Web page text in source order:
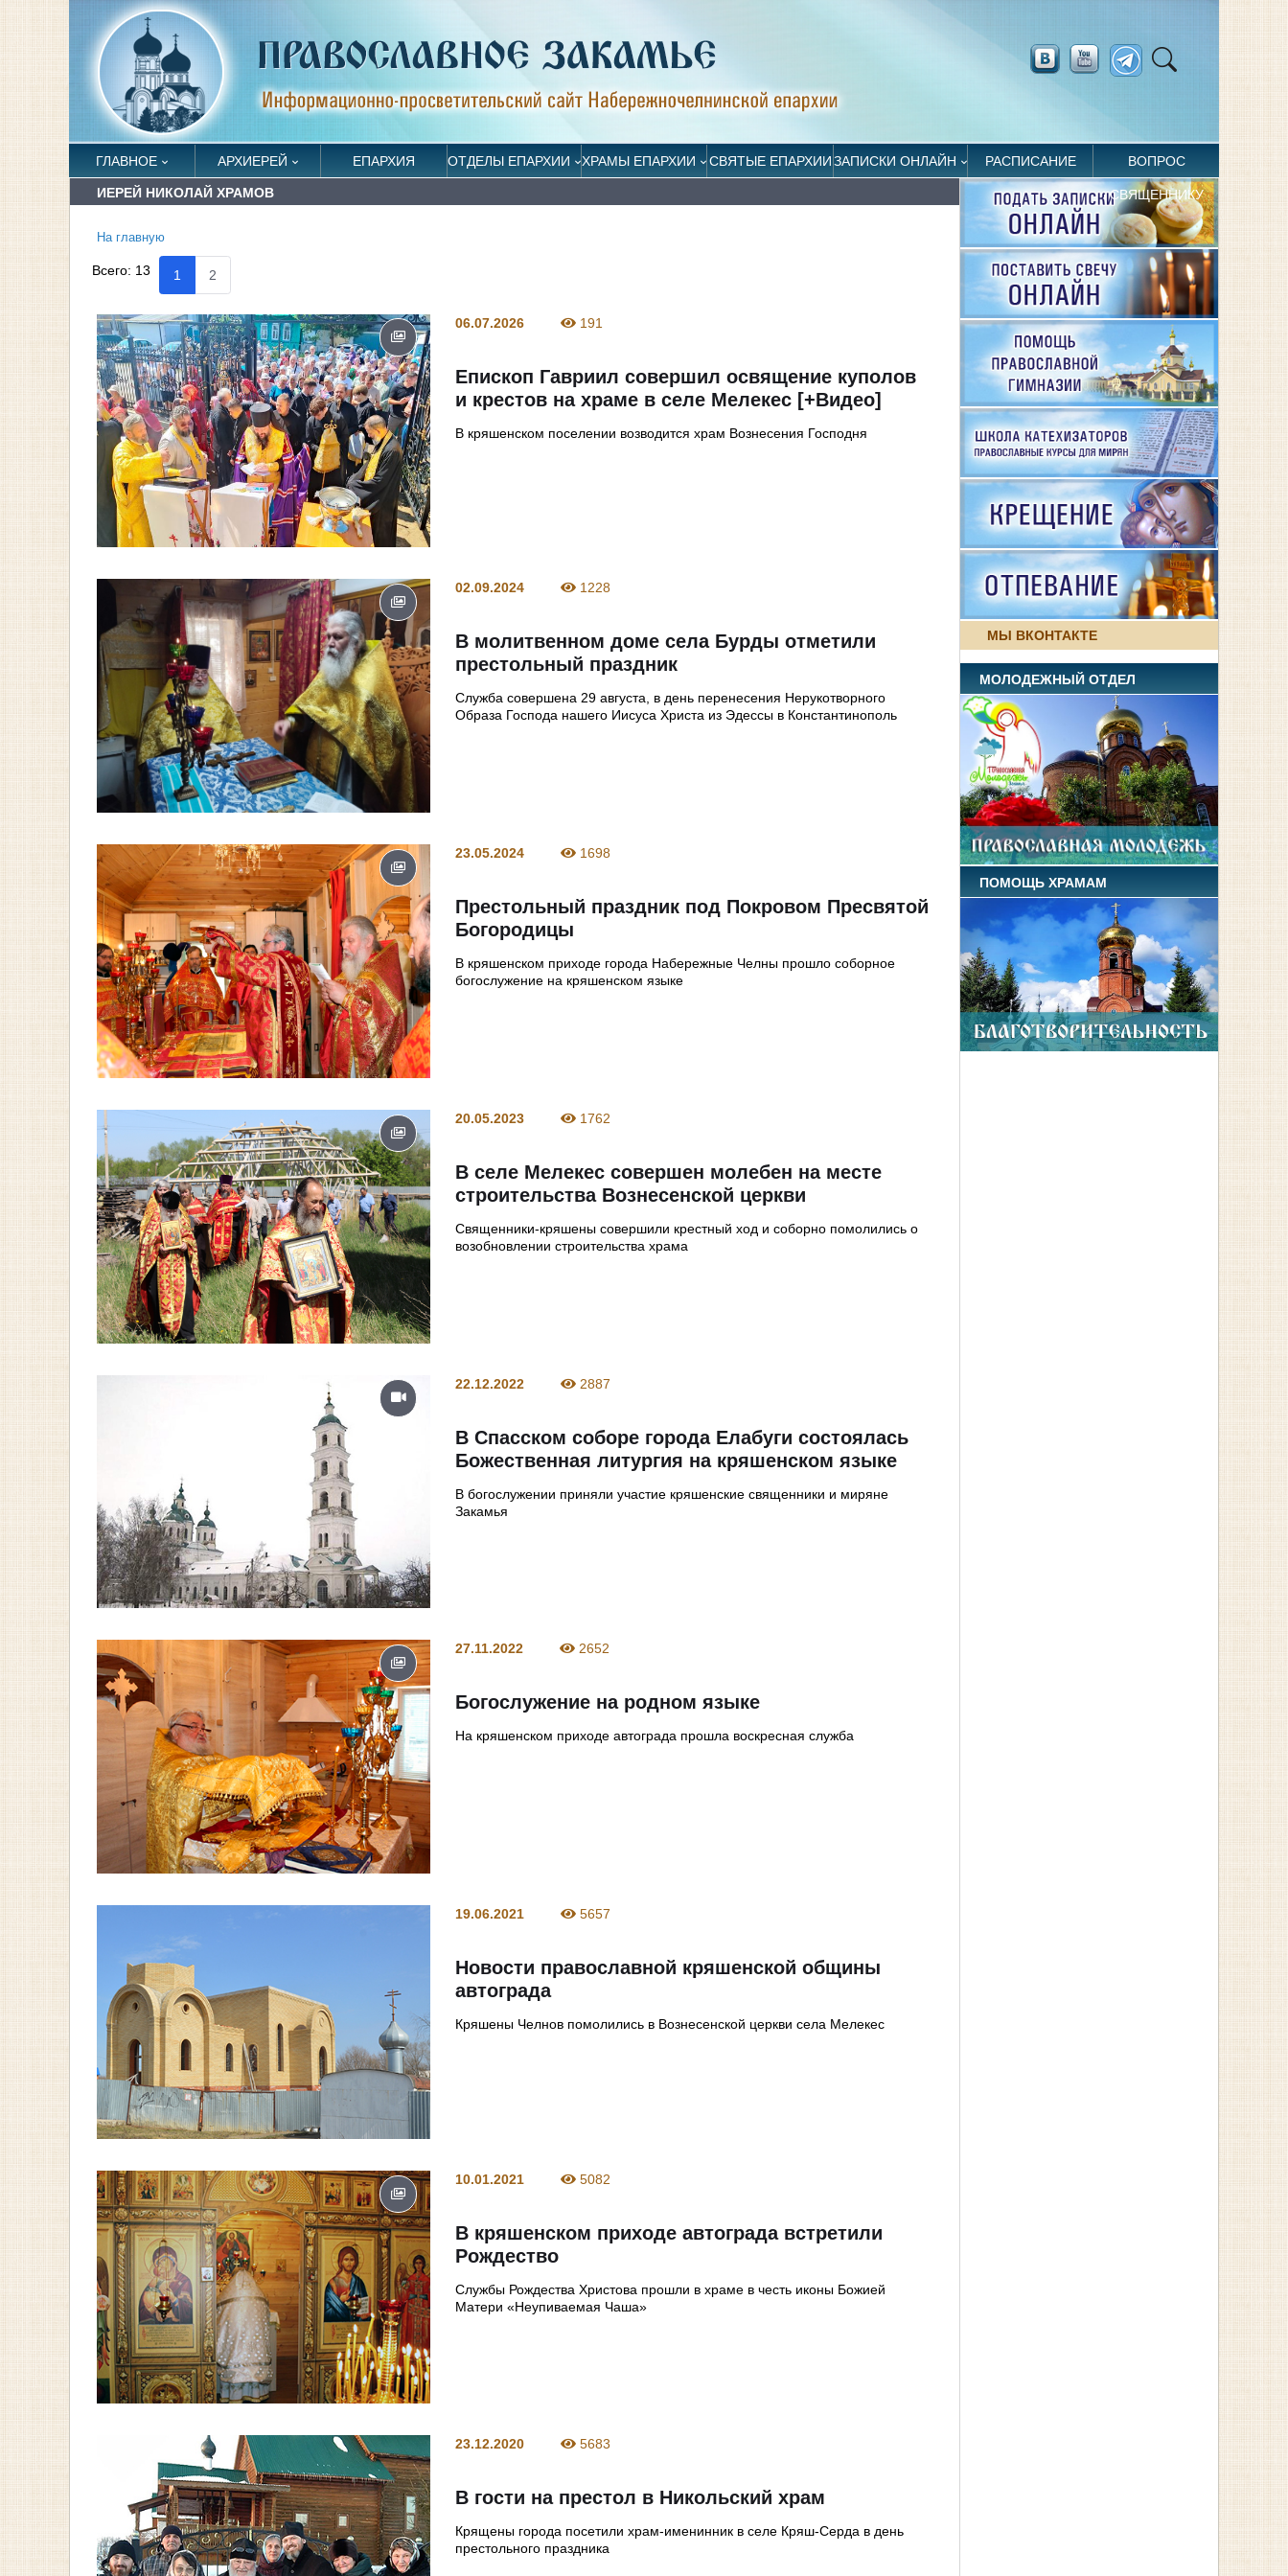
ГЛАВНОЕ АРХИЕРЕЙ ЕПАРХИЯ ОТДЕЛЫ ЕПАРХИИ ХРАМЫ ЕПАРХИИ СВЯТЫЕ ЕПАРХИИЗАПИСКИ ОНЛАЙН РАСПИСАНИЕ ВОПРОС
СВЯЩЕННИКУ
ИЕРЕЙ НИКОЛАЙ ХРАМОВ
На главную
Всего: 13 1 2
06.07.2026 191
Епископ Гавриил совершил освящение куполов
и крестов на храме в селе Мелекес [+Видео]
В кряшенском поселении возводится храм Вознесения Господня
02.09.2024 1228
В молитвенном доме села Бурды отметили
престольный праздник
Служба совершена 29 августа, в день перенесения Нерукотворного
Образа Господа нашего Иисуса Христа из Эдессы в Константинополь
23.05.2024 1698
Престольный праздник под Покровом Пресвятой
Богородицы
В кряшенском приходе города Набережные Челны прошло соборное
богослужение на кряшенском языке
20.05.2023 1762
В селе Мелекес совершен молебен на месте
строительства Вознесенской церкви
Священники-кряшены совершили крестный ход и соборно помолились о
возобновлении строительства храма
22.12.2022 2887
В Спасском соборе города Елабуги состоялась
Божественная литургия на кряшенском языке
В богослужении приняли участие кряшенские священники и миряне
Закамья
27.11.2022 2652
Богослужение на родном языке
На кряшенском приходе автограда прошла воскресная служба
19.06.2021 5657
Новости православной кряшенской общины
автограда
Кряшены Челнов помолились в Вознесенской церкви села Мелекес
10.01.2021 5082
В кряшенском приходе автограда встретили
Рождество
Службы Рождества Христова прошли в храме в честь иконы Божией
Матери «Неупиваемая Чаша»
23.12.2020 5683
В гости на престол в Никольский храм
Крящены города посетили храм-именинник в селе Кряш-Серда в день
престольного праздника
МЫ ВКОНТАКТЕ
МОЛОДЕЖНЫЙ ОТДЕЛ
ПОМОЩЬ ХРАМАМ